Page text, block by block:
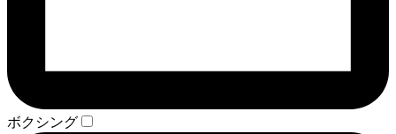
ボクシング